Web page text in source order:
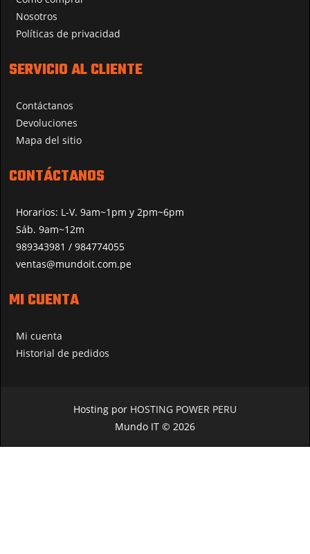
Nosotros
Políticas de privacidad
SERVICIO AL CLIENTE
Contáctanos
Devoluciones
Mapa del sitio
CONTÁCTANOS
Horarios: L-V. 9am~1pm y 2pm~6pm
Sáb. 9am~12m
989343981 / 984774055
ventas@mundoit.com.pe
MI CUENTA
Mi cuenta
Historial de pedidos
Hosting por HOSTING POWER PERU
Mundo IT © 2026